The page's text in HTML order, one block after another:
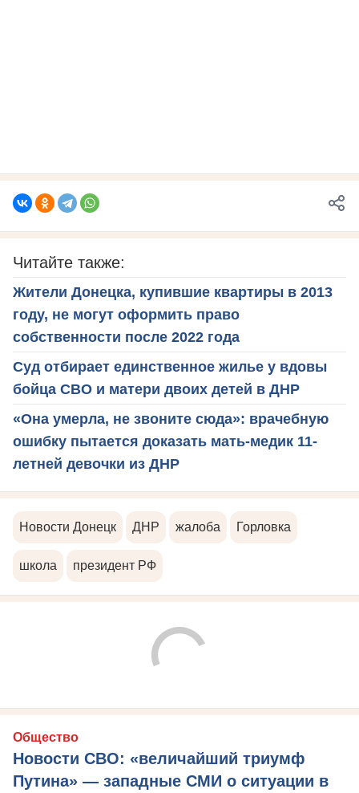
Читайте также:
Жители Донецка, купившие квартиры в 2013
году, не могут оформить право
собственности после 2022 года
Суд отбирает единственное жилье у вдовы
бойца СВО и матери двоих детей в ДНР
«Она умерла, не звоните сюда»: врачебную
ошибку пытается доказать мать-медик 11-
летней девочки из ДНР
Новости Донецк ДНР жалоба Горловка
школа президент РФ
Общество
Новости СВО: «величайший триумф
Путина» — западные СМИ о ситуации в